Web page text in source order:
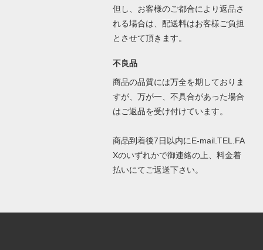
但し、お客様のご都合により返品さ
れる場合は、配送料はお客様ご負担
とさせて頂きます。
不良品
商品の品質には万全を期しておりま
すが、万が一、不具合があった場合
はご返品を受け付けています。
商品到着後7日以内にE-mail.TEL.FA
Xのいずれかで御連絡の上、料金着
払いにてご返送下さい。